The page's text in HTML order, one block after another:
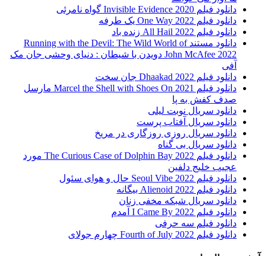
دانلود فیلم 2020 Invisible Evidence گواه نامرئی
دانلود فیلم One Way 2022 یک طرفه
دانلود فیلم All Hail 2022 زنده باد
دانلود مستند Running with the Devil: The Wild World of
John McAfee 2022 دویدن با شیطان : دنیای وحشی جان مک
آفی
دانلود فیلم Dhaakad 2022 جان سخت
دانلود فیلم Marcel the Shell with Shoes On 2021 مارسل
صدف کفش به پا
دانلود سریال نوبت لیلی
دانلود سریال آفتاب پرست
دانلود سریال روزی روزگاری در مریخ
دانلود سریال بی گناه
دانلود فیلم The Curious Case of Dolphin Bay 2022 مورد
عجیب خلیج دلفین
دانلود فیلم Seoul Vibe 2022 حال و هوای سئول
دانلود فیلم Alienoid 2022 بیگانه
دانلود سریال شبکه مخفی زنان
دانلود فیلم I Came By 2022 آمدم
دانلود فیلم سه حرفی
دانلود فیلم Fourth of July 2022 چهارم جولای